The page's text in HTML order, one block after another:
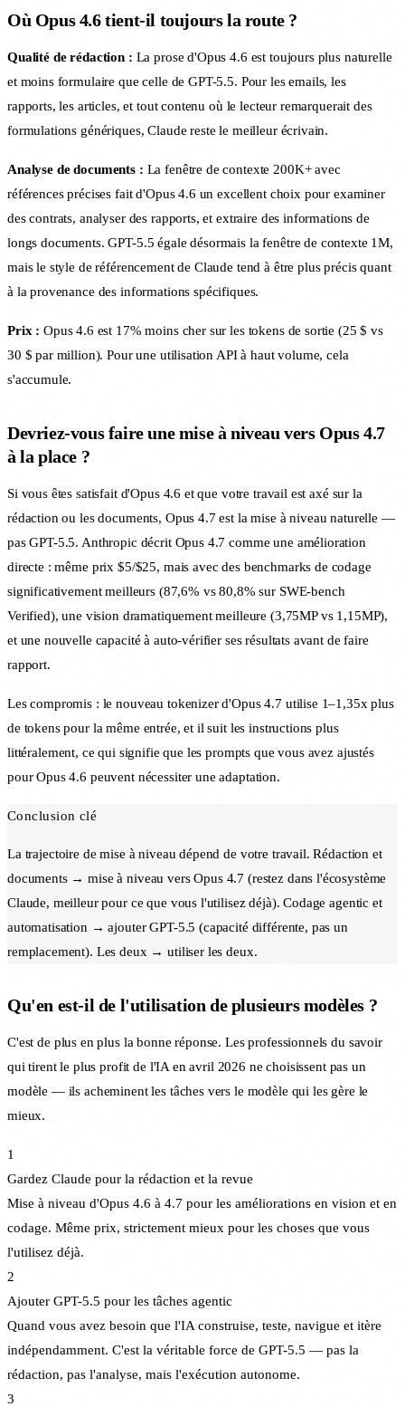
Où Opus 4.6 tient-il toujours la route ?
Qualité de rédaction : La prose d'Opus 4.6 est toujours plus naturelle
et moins formulaire que celle de GPT-5.5. Pour les emails, les
rapports, les articles, et tout contenu où le lecteur remarquerait des
formulations génériques, Claude reste le meilleur écrivain.
Analyse de documents : La fenêtre de contexte 200K+ avec
références précises fait d'Opus 4.6 un excellent choix pour examiner
des contrats, analyser des rapports, et extraire des informations de
longs documents. GPT-5.5 égale désormais la fenêtre de contexte 1M,
mais le style de référencement de Claude tend à être plus précis quant
à la provenance des informations spécifiques.
Prix : Opus 4.6 est 17% moins cher sur les tokens de sortie (25 $ vs
30 $ par million). Pour une utilisation API à haut volume, cela
s'accumule.
Devriez-vous faire une mise à niveau vers Opus 4.7
à la place ?
Si vous êtes satisfait d'Opus 4.6 et que votre travail est axé sur la
rédaction ou les documents, Opus 4.7 est la mise à niveau naturelle —
pas GPT-5.5. Anthropic décrit Opus 4.7 comme une amélioration
directe : même prix $5/$25, mais avec des benchmarks de codage
significativement meilleurs (87,6% vs 80,8% sur SWE-bench
Verified), une vision dramatiquement meilleure (3,75MP vs 1,15MP),
et une nouvelle capacité à auto-vérifier ses résultats avant de faire
rapport.
Les compromis : le nouveau tokenizer d'Opus 4.7 utilise 1–1,35x plus
de tokens pour la même entrée, et il suit les instructions plus
littéralement, ce qui signifie que les prompts que vous avez ajustés
pour Opus 4.6 peuvent nécessiter une adaptation.
Conclusion clé
La trajectoire de mise à niveau dépend de votre travail. Rédaction et
documents → mise à niveau vers Opus 4.7 (restez dans l'écosystème
Claude, meilleur pour ce que vous l'utilisez déjà). Codage agentic et
automatisation → ajouter GPT-5.5 (capacité différente, pas un
remplacement). Les deux → utiliser les deux.
Qu'en est-il de l'utilisation de plusieurs modèles ?
C'est de plus en plus la bonne réponse. Les professionnels du savoir
qui tirent le plus profit de l'IA en avril 2026 ne choisissent pas un
modèle — ils acheminent les tâches vers le modèle qui les gère le
mieux.
1
Gardez Claude pour la rédaction et la revue
Mise à niveau d'Opus 4.6 à 4.7 pour les améliorations en vision et en
codage. Même prix, strictement mieux pour les choses que vous
l'utilisez déjà.
2
Ajouter GPT-5.5 pour les tâches agentic
Quand vous avez besoin que l'IA construise, teste, navigue et itère
indépendamment. C'est la véritable force de GPT-5.5 — pas la
rédaction, pas l'analyse, mais l'exécution autonome.
3